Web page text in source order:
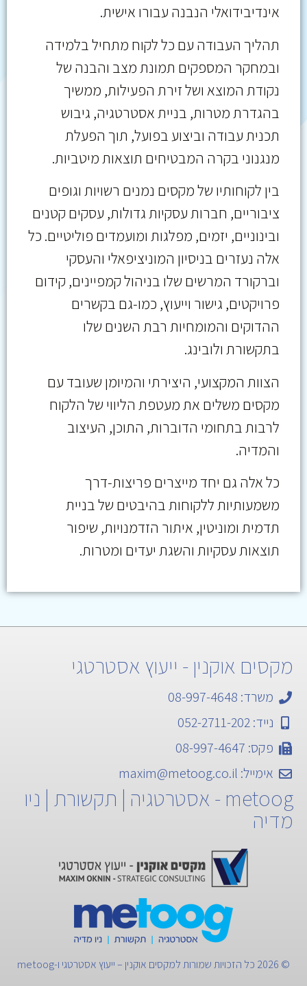
אינדיבידואלי הנבנה עבורו אישית.
תהליך העבודה עם כל לקוח מתחיל בלמידה
ובמחקר המספקים תמונת מצב והבנה של
נקודת המוצא ושל זירת הפעילות, ממשיך
בהגדרת מטרות, בניית אסטרטגיה, גיבוש
תכנית עבודה וביצוע בפועל, תוך הפעלת
מנגנוני בקרה המבטיחים תוצאות מיטביות.
בין לקוחותיו של מקסים נמנים רשויות וגופים
ציבוריים, חברות עסקיות גדולות, עסקים קטנים
ובינוניים, יזמים, מפלגות ומועמדים פוליטיים. כל
אלה נעזרים בניסיון המוניציפאלי והעסקי
וברקורד המרשים שלו בניהול קמפיינים, קידום
פרויקטים, גישור וייעוץ, כמו-גם בקשרים
ההדוקים והמומחיות רבת השנים שלו
בתקשורת ולובינג.
הצוות המקצועי, היצירתי והמיומן שעובד עם
מקסים משלים את מעטפת הליווי של הלקוח
לרבות בתחומי הדוברות, התוכן, העיצוב
והמדיה.
כל אלה גם יחד מייצרים פריצות-דרך
משמעותיות ללקוחות בהיבטים של בניית
תדמית ומוניטין, איתור הזדמנויות, שיפור
תוצאות עסקיות והשגת יעדים ומטרות.
מקסים אוקנין - ייעוץ אסטרטגי
משרד: 08-997-4648
נייד: 052-2711-202
פקס: 08-997-4647
אימייל: maxim@metoog.co.il
metoog - אסטרטגיה | תקשורת | ניו
מדיה
© 2026 כל הזכויות שמורות למקסים אוקנין – ייעוץ אסטרטגי ו-metoog